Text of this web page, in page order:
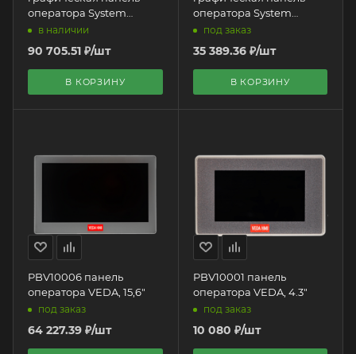
оператора System
Electric | 15,6" HMI
в наличии
90 705.51 ₽/шт
В КОРЗИНУ
оператора System
Electric | 7" HMI
под заказ
35 389.36₽/шт
В КОРЗИНУ
PBV10006 панель
оператора VEDA, 15,6"
под заказ
64 227.39 ₽/шт
PBV10001 панель
оператора VEDA, 4.3"
под заказ
10 080 ₽/шт